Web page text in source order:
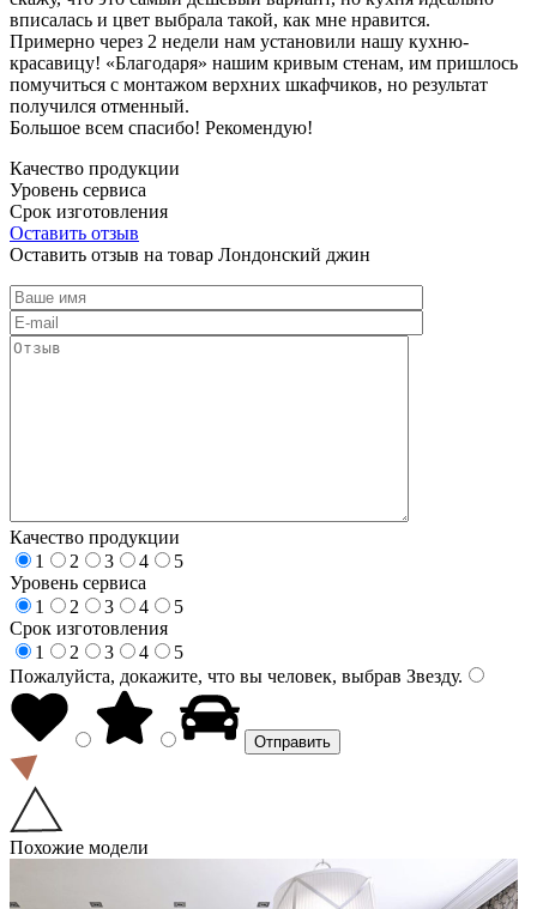
вписалась и цвет выбрала такой, как мне нравится.
Примерно через 2 недели нам установили нашу кухню-
красавицу! «Благодаря» нашим кривым стенам, им пришлось
помучиться с монтажом верхних шкафчиков, но результат
получился отменный.
Большое всем спасибо! Рекомендую!
Качество продукции
Уровень сервиса
Срок изготовления
Оставить отзыв
Оставить отзыв на товар Лондонский джин
Качество продукции
1
2 3 4
5
Уровень сервиса
1
2 3 4
5
Срок изготовления
1
2 3 4
5
Пожалуйста, докажите, что вы человек, выбрав Звезду.
Похожие модели